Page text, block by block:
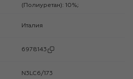
(Полиуретан): 10%;
Италия
6978143
N3LC6/173